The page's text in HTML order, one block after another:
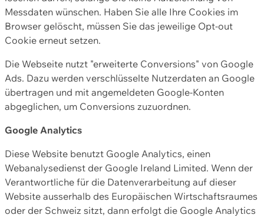
Messdaten wünschen. Haben Sie alle Ihre Cookies im
Browser gelöscht, müssen Sie das jeweilige Opt-out
Cookie erneut setzen.
Die Webseite nutzt "erweiterte Conversions" von Google
Ads. Dazu werden verschlüsselte Nutzerdaten an Google
übertragen und mit angemeldeten Google-Konten
abgeglichen, um Conversions zuzuordnen.
Google Analytics
Diese Website benutzt Google Analytics, einen
Webanalysedienst der Google Ireland Limited. Wenn der
Verantwortliche für die Datenverarbeitung auf dieser
Website ausserhalb des Europäischen Wirtschaftsraumes
oder der Schweiz sitzt, dann erfolgt die Google Analytics